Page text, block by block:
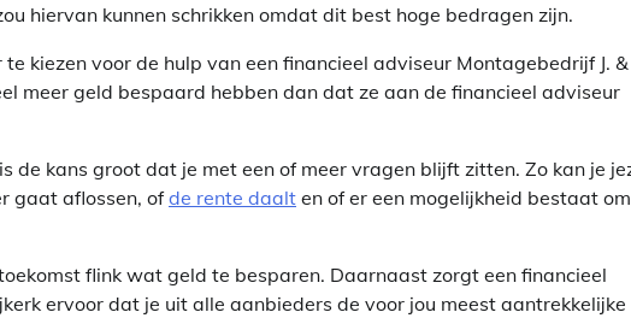
hiervan kunnen schrikken omdat dit best hoge bedragen zijn.
kiezen voor de hulp van een financieel adviseur Montagebedrijf J. &
meer geld bespaard hebben dan dat ze aan de financieel adviseur
de kans groot dat je met een of meer vragen blijft zitten. Zo kan je
gaat aflossen, ofde rente daalt en of er een mogelijkheid bestaat
flink wat geld te besparen. Daarnaast zorgt een financieel
ervoor dat je uit alle aanbieders de voor jou meest aantrekkelijke